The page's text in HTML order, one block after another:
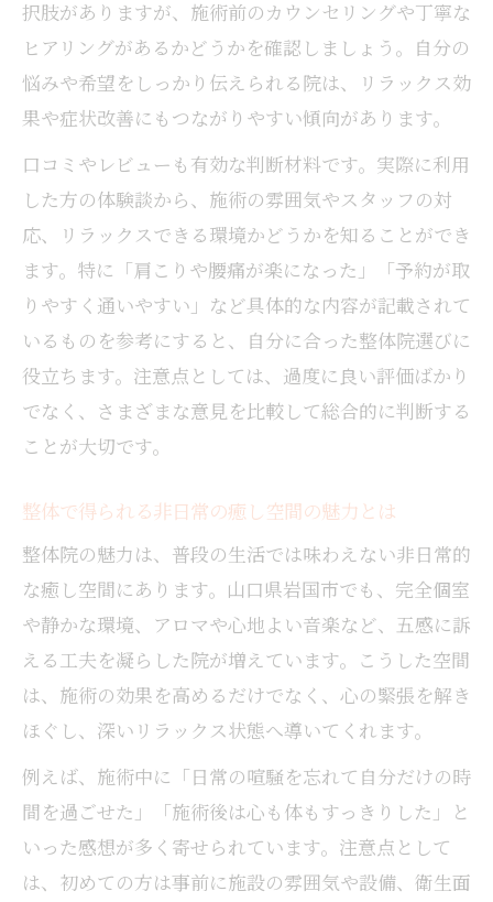
択肢がありますが、施術前のカウンセリングや丁寧な
ヒアリングがあるかどうかを確認しましょう。自分の
悩みや希望をしっかり伝えられる院は、リラックス効
果や症状改善にもつながりやすい傾向があります。
口コミやレビューも有効な判断材料です。実際に利用
した方の体験談から、施術の雰囲気やスタッフの対
応、リラックスできる環境かどうかを知ることができ
ます。特に「肩こりや腰痛が楽になった」「予約が取
りやすく通いやすい」など具体的な内容が記載されて
いるものを参考にすると、自分に合った整体院選びに
役立ちます。注意点としては、過度に良い評価ばかり
でなく、さまざまな意見を比較して総合的に判断する
ことが大切です。
整体で得られる非日常の癒し空間の魅力とは
整体院の魅力は、普段の生活では味わえない非日常的
な癒し空間にあります。山口県岩国市でも、完全個室
や静かな環境、アロマや心地よい音楽など、五感に訴
える工夫を凝らした院が増えています。こうした空間
は、施術の効果を高めるだけでなく、心の緊張を解き
ほぐし、深いリラックス状態へ導いてくれます。
例えば、施術中に「日常の喧騒を忘れて自分だけの時
間を過ごせた」「施術後は心も体もすっきりした」と
いった感想が多く寄せられています。注意点として
は、初めての方は事前に施設の雰囲気や設備、衛生面